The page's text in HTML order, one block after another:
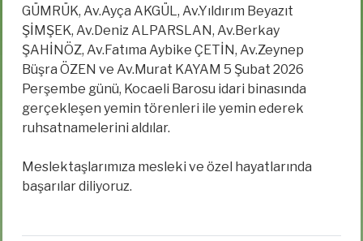
GÜMRÜK, Av.Ayça AKGÜL, Av.Yıldırım Beyazıt
ŞİMŞEK, Av.Deniz ALPARSLAN, Av.Berkay
ŞAHİNÖZ, Av.Fatıma Aybike ÇETİN, Av.Zeynep
Büşra ÖZEN ve Av.Murat KAYAM 5 Şubat 2026
Perşembe günü, Kocaeli Barosu idari binasında
gerçekleşen yemin törenleri ile yemin ederek
ruhsatnamelerini aldılar.
Meslektaşlarımıza mesleki ve özel hayatlarında
başarılar diliyoruz.